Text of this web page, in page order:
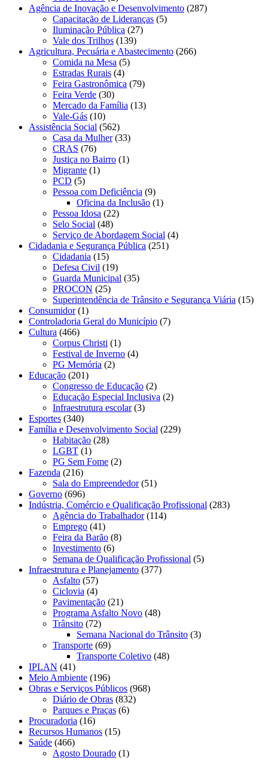
Agência de Inovação e Desenvolvimento (287)
Capacitação de Lideranças (5)
Iluminação Pública (27)
Vale dos Trilhos (139)
Agricultura, Pecuária e Abastecimento (266)
Comida na Mesa (5)
Estradas Rurais (4)
Feira Gastronômica (79)
Feira Verde (30)
Mercado da Família (13)
Vale-Gás (10)
Assistência Social (562)
Casa da Mulher(33)
CRAS (76)
Justiça no Bairro (1)
Migrante (1)
PCD (5)
Pessoa com Deficiência (9)
Oficina da Inclusão (1)
Pessoa Idosa (22)
Selo Social (48)
Serviço de Abordagem Social (4)
Cidadania e Segurança Pública (251)
Cidadania (15)
Defesa Civil (19)
Guarda Municipal (35)
PROCON (25)
Superintendência de Trânsito e Segurança Viária (15)
Consumidor(1)
Controladoria Geral do Município (7)
Cultura (466)
Corpus Christi (1)
Festival de Inverno (4)
PG Memória (2)
Educação (201)
Congresso de Educação (2)
Educação Especial Inclusiva (2)
Infraestrutura escolar(3)
Esportes (340)
Família e Desenvolvimento Social (229)
Habitação (28)
LGBT (1)
PG Sem Fome (2)
Fazenda (216)
Sala do Empreendedor(51)
Governo (696)
Indústria, Comércio e Qualificação Profissional (283)
Agência do Trabalhador(114)
Emprego (41)
Feira da Barão (8)
Investimento (6)
Semana de Qualificação Profissional (5)
Infraestrutura e Planejamento (377)
Asfalto (57)
Ciclovia (4)
Pavimentação (21)
Programa Asfalto Novo (48)
Trânsito (72)
Semana Nacional do Trânsito (3)
Transporte (69)
Transporte Coletivo (48)
IPLAN (41)
Meio Ambiente (196)
Obras e Serviços Públicos (968)
Diário de Obras (832)
Parques e Praças (6)
Procuradoria (16)
Recursos Humanos (15)
Saúde (466)
Agosto Dourado (1)